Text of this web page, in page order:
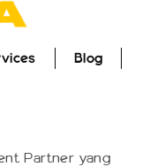
Blog
Partner yang